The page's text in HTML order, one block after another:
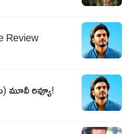
Review
మూవీ రివ్యూ!